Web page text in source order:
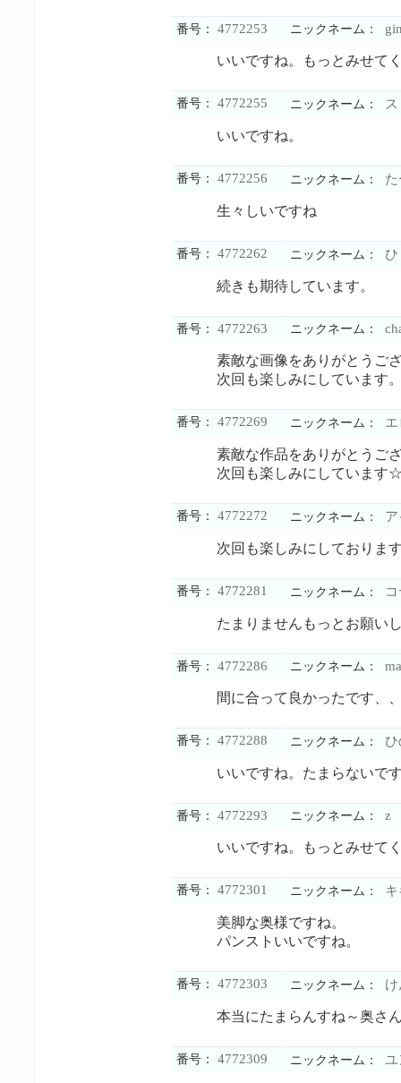
番号： 4772253 ニックネーム：
いいですね。もっとみせて
番号： 4772255 ニックネーム：
いいですね。
番号： 4772256 ニックネーム：
生々しいですね
番号： 4772262 ニックネーム： ひ
続きも期待しています。
番号： 4772263 ニックネーム：
素敵な画像をありがとうご
次回も楽しみにしています
番号： 4772269 ニックネーム：
素敵な作品をありがとうご
次回も楽しみにしています
番号： 4772272 ニックネーム：
次回も楽しみにしておりま
番号： 4772281 ニックネーム：
たまりませんもっとお願い
番号： 4772286 ニックネーム：
間に合って良かったです、
番号： 4772288 ニックネーム： ひ
いいですね。たまらないで
番号： 4772293 ニックネーム： z
いいですね。もっとみせて
番号： 4772301 ニックネーム：
美脚な奥様ですね。
パンストいいですね。
番号： 4772303 ニックネーム：
本当にたまらんすね～奥さ
番号： 4772309 ニックネーム： ユ